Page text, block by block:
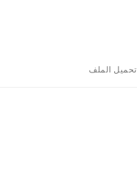
تحميل الملف